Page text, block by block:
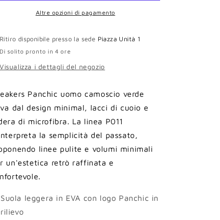
Altre opzioni di pagamento
Ritiro disponibile presso la sede Piazza Unità 1
Di solito pronto in 4 ore
Visualizza i dettagli del negozio
Panchic uomo camoscio verde
dal design minimal, lacci di cuoio e
di microfibra. La linea P011
la semplicità del passato,
linee pulite e volumi minimali
un'estetica retrò raffinata e
Suola leggera in EVA con logo Panchic in
rilievo